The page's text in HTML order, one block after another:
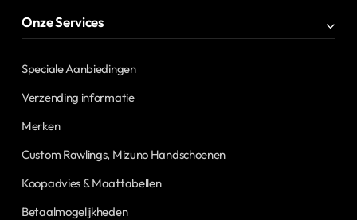
Onze Services
Speciale Aanbiedingen
Verzending informatie
Merken
Custom Rawlings, Mizuno Handschoenen
Koopadvies & Maattabellen
Betaalmogelijkheden